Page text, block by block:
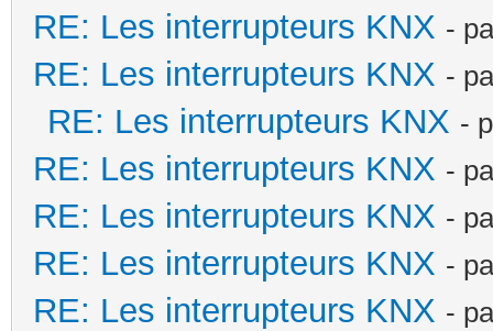
RE: Les interrupteurs KNX -
RE: Les interrupteurs KNX -
RE: Les interrupteurs KNX -
RE: Les interrupteurs KNX -
RE: Les interrupteurs KNX -
RE: Les interrupteurs KNX -
RE: Les interrupteurs KNX -